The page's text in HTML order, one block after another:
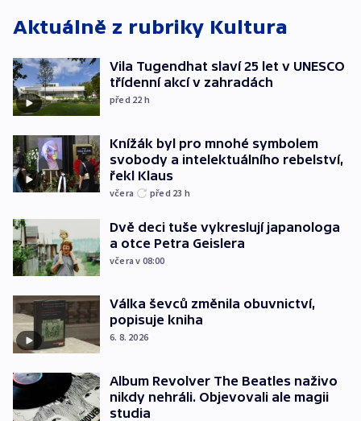
Aktuálně z rubriky Kultura
Vila Tugendhat slaví 25 let v UNESCO
třídenní akcí v zahradách
před 22 h
Knížák byl pro mnohé symbolem
svobody a intelektuálního rebelství,
řekl Klaus
včera před 23 h
Dvě deci tuše vykreslují japanologa
a otce Petra Geislera
včera v 08:00
Válka ševců změnila obuvnictví,
popisuje kniha
6. 8. 2026
Album Revolver The Beatles naživo
nikdy nehráli. Objevovali ale magii
studia